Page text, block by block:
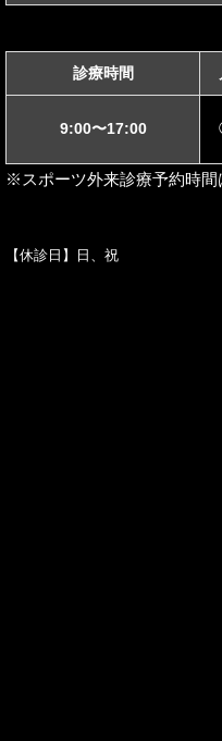
診療時間
9:00〜17:00
※スポーツ外来診療予約時間
【休診日】日、祝